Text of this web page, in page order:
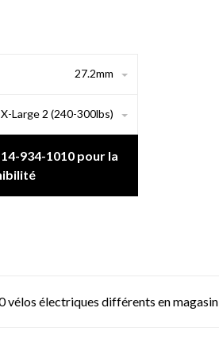
27.2mm
X-Large 2 (240-300lbs)
934-1010 pour la
vélos électriques différents en magasin